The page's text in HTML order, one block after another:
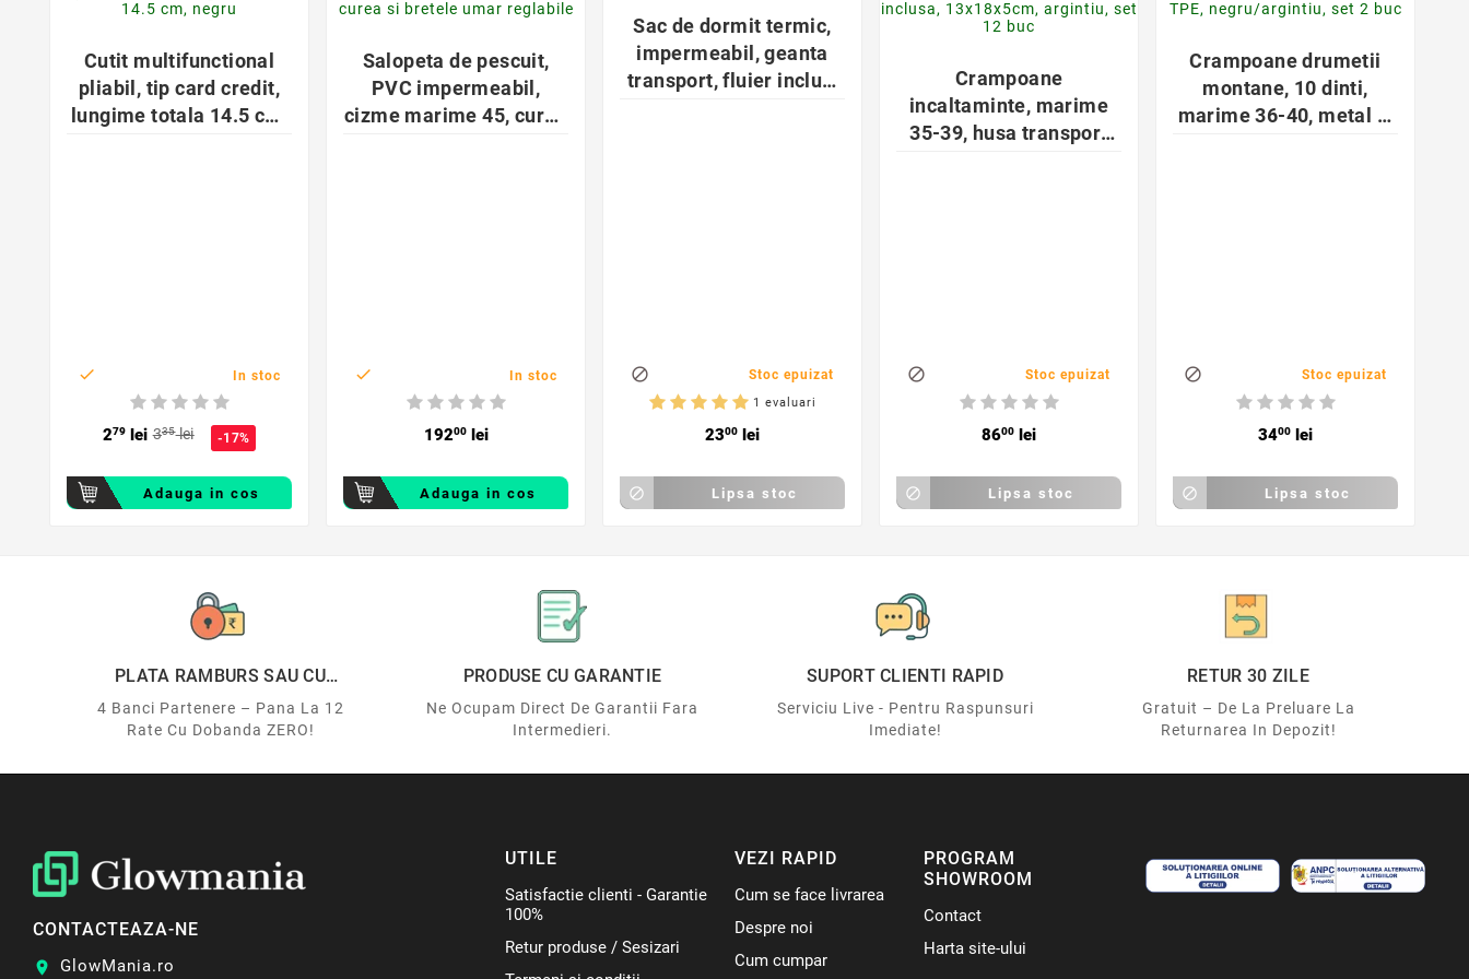
Cutit multifunctional
pliabil, tip card credit,
lungime totala 14.5 cm,
 In stoc
279lei 335lei -17%
Adauga in cos
Salopeta de pescuit,
PVC impermeabil,
cizme marime 45, curea
 In stoc
19200lei
Adauga in cos
Sac de dormit termic,
impermeabil, geanta
transport, fluier inclus,
 Stoc epuizat
1 evaluari
2300 lei
 Lipsa stoc
Crampoane
incaltaminte, marime
35-39, husa transport
 Stoc epuizat
8600 lei
 Lipsa stoc
Crampoane drumetii
montane, 10 dinti,
marime 36-40, metal si
 Stoc epuizat
3400 lei
 Lipsa stoc
PLATA RAMBURS SAU CU
4 Banci Partenere – Pana La 12
Rate Cu Dobanda ZERO!
PRODUSE CU GARANTIE
Ne Ocupam Direct De Garantii Fara
Intermedieri.
SUPORT CLIENTI RAPID
Serviciu Live - Pentru Raspunsuri
Imediate!
RETUR 30 ZILE
Gratuit – De La Preluare La
Returnarea In Depozit!
CONTACTEAZA-NE
location_on
GlowMania.ro
UTILE
Satisfactie clienti - Garantie
100%
Retur produse / Sesizari
VEZI RAPID
Cum se face livrarea
Despre noi
Cum cumpar
PROGRAM
SHOWROOM
Contact
Harta site-ului